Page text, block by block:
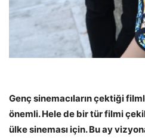
Genç sinemacıların çektiği
önemli. Hele de bir tür filmi
ülke sineması için. Bu ay